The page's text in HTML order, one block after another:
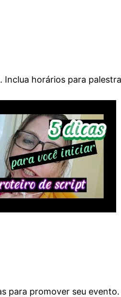
horários para
para promover seu